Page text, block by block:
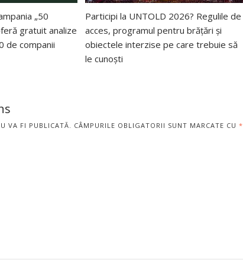
„50
gratuit analize
de companii
Participi la UNTOLD 2026? Regulile de
acces, programul pentru brățări și
obiectele interzise pe care trebuie să
le cunoști
VA FI PUBLICATĂ. CÂMPURILE OBLIGATORII SUNT MARCATE CU *